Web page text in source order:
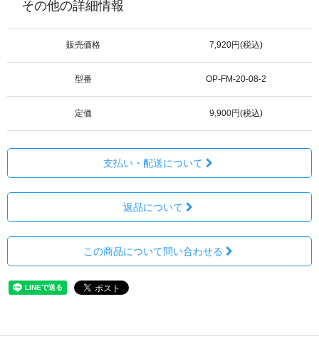
その他の詳細情報
販売価格 7,920円(税込)
型番 OP-FM-20-08-2
定価 9,900円(税込)
支払い・配送について
返品について
この商品について問い合わせる